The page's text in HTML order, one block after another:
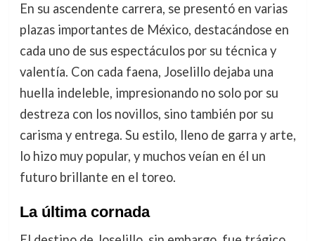
En su ascendente carrera, se presentó en varias
plazas importantes de México, destacándose en
cada uno de sus espectáculos por su técnica y
valentía. Con cada faena, Joselillo dejaba una
huella indeleble, impresionando no solo por su
destreza con los novillos, sino también por su
carisma y entrega. Su estilo, lleno de garra y arte,
lo hizo muy popular, y muchos veían en él un
futuro brillante en el toreo.
La última cornada